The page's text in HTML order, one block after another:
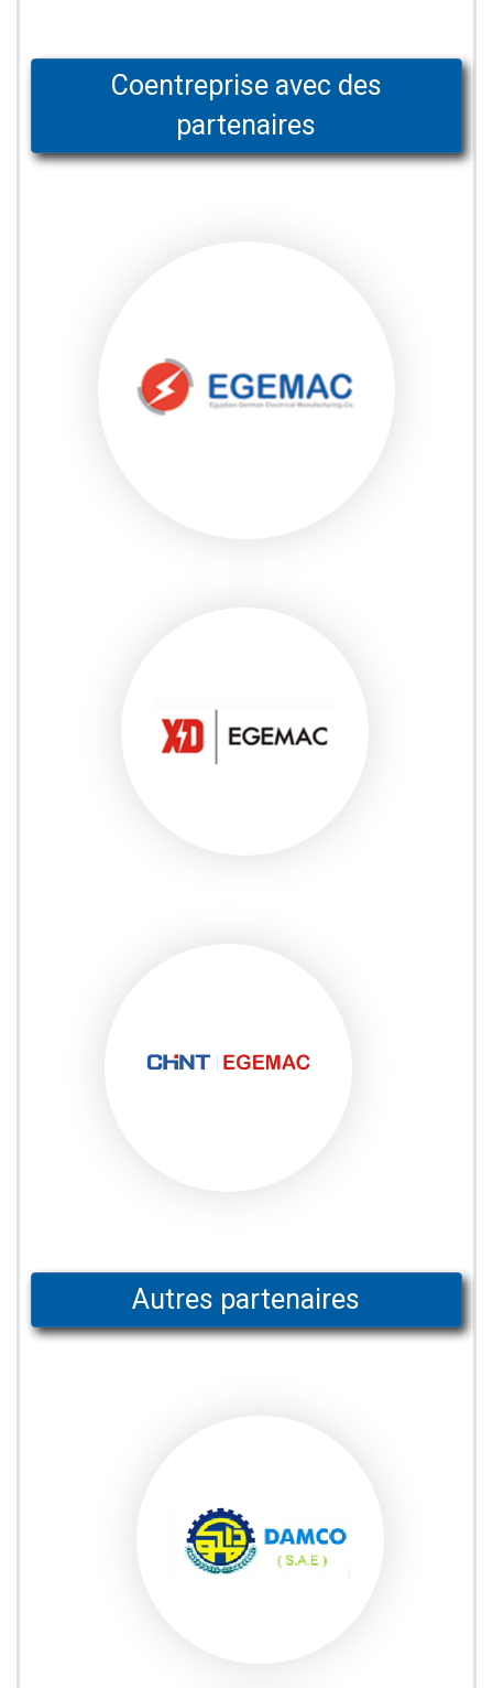
Coentreprise avec des
partenaires
Autres partenaires